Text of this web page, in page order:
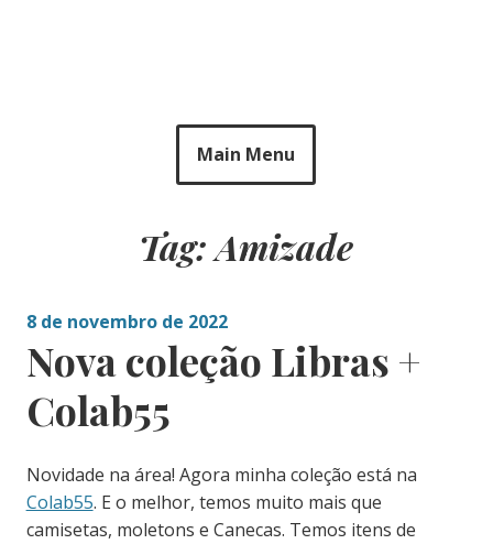
Main Menu
Tag: Amizade
8 de novembro de 2022
Nova coleção Libras +
Colab55
Novidade na área! Agora minha coleção está na
Colab55. E o melhor, temos muito mais que
camisetas, moletons e Canecas. Temos itens de